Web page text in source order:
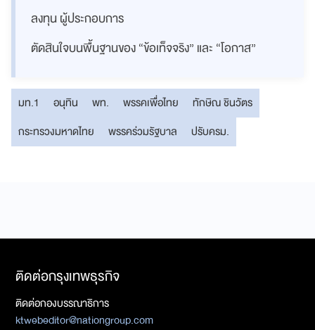
ลงทุน ผู้ประกอบการ
ตัดสินใจบนพื้นฐานของ “ข้อเท็จจริง” และ “โอกาส”
มท.1 อนุทิน พท. พรรคเพื่อไทย
ทักษิณ ชินวัตร
กระทรวงมหาดไทย
พรรคร่วมรัฐบาล ปรับครม.
ติดต่อกรุงเทพธุรกิจ
ติดต่อกองบรรณาธิการ
ktwebeditor@nationgroup.com